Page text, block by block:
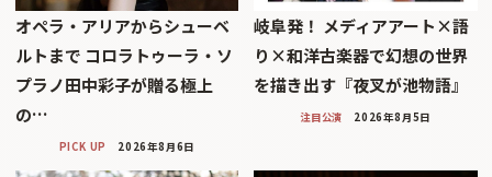
オペラ・アリアからシューベ
ルトまで コロラトゥーラ・ソ
プラノ田中彩子が贈る極上
の…
PICK UP 2026年8月6日
岐阜発！ メディアアート×語
り×和洋古楽器で幻想の世界
を描き出す『夜叉が池物語』
注目公演 2026年8月5日